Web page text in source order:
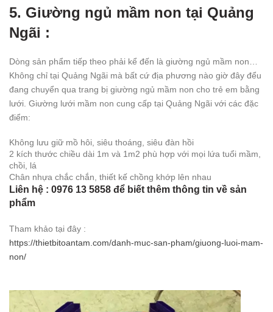
5. Giường ngủ mầm non tại Quảng
Ngãi :
Dòng sản phẩm tiếp theo phải kể đến là giường ngủ mầm non…
Không chỉ tại Quảng Ngãi mà bất cứ địa phương nào giờ đây đểu
đang chuyển qua trang bị giường ngủ mầm non cho trẻ em bằng
lưới. Giường lưới mầm non cung cấp tại Quảng Ngãi với các đặc
điểm:
Không lưu giữ mồ hôi, siêu thoáng, siêu đàn hồi
2 kích thước chiều dài 1m và 1m2 phù hợp với mọi lứa tuổi mầm,
chồi, lá
Chân nhựa chắc chắn, thiết kế chồng khớp lên nhau
Liên hệ : 0976 13 5858 để biết thêm thông tin về sản
phẩm
Tham khảo tại đây :
https://thietbitoantam.com/danh-muc-san-pham/giuong-luoi-mam-
non/